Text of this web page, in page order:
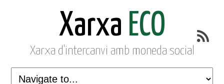
Xarxa ECO
Xarxa d'intercanvi amb moneda social